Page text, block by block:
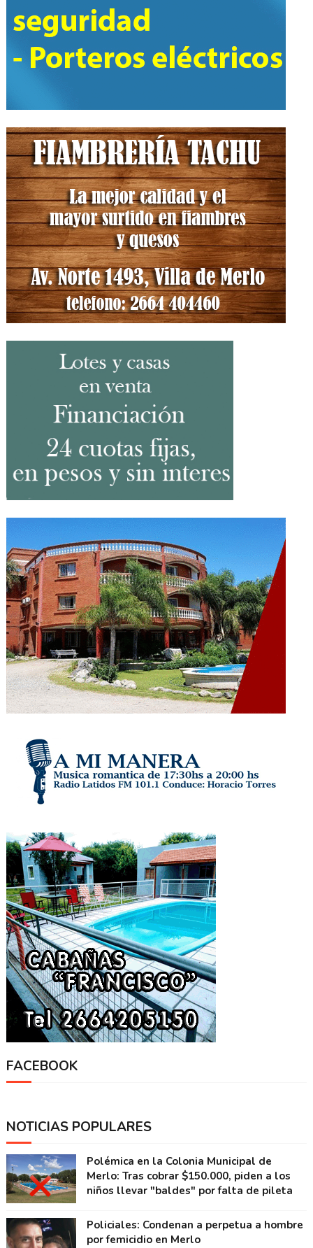
FACEBOOK
NOTICIAS POPULARES
Polémica en la Colonia Municipal de
Merlo: Tras cobrar $150.000, piden a los
niños llevar "baldes" por falta de pileta
Policiales: Condenan a perpetua a hombre
por femicidio en Merlo